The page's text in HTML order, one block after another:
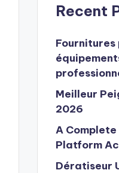
Recent
Fournitures
Meilleur
2026
A
Platform
Dératiseur